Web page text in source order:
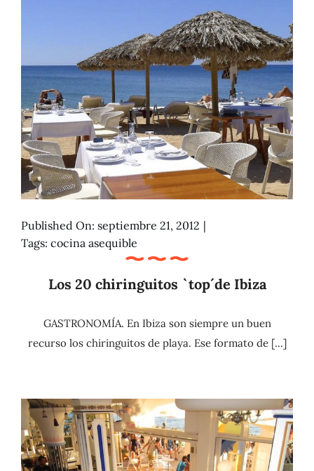
Published On: septiembre 21, 2012 |
Tags: cocina asequible
Los 20 chiringuitos `top´de Ibiza
GASTRONOMÍA. En Ibiza son siempre un buen
recurso los chiringuitos de playa. Ese formato de [...]